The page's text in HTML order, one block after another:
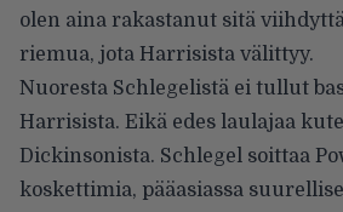
olen aina rakastanut sitä
riemua, jota Harrisista välittyy.
Nuoresta Schlegelistä ei tullut
Harrisista. Eikä edes laulajaa
Dickinsonista. Schlegel soittaa
koskettimia, pääasiassa